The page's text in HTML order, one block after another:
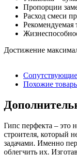
Пропорции
Расход смеси
Рекомендуемая
Достижение
Похожие
Гипс перфекта –
строителя, который
задачами. Именно
облегчить их.